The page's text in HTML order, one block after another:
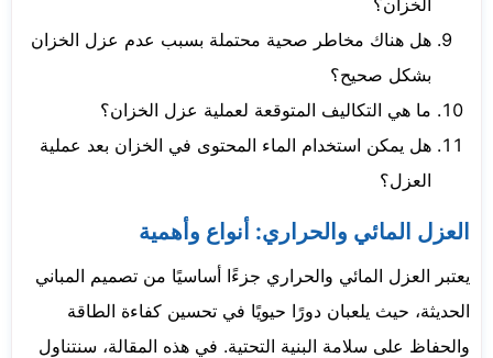
هل هناك مخاطر صحية محتملة بسبب عدم عزل الخزان
بشكل صحيح؟
ما هي التكاليف المتوقعة لعملية عزل الخزان؟
هل يمكن استخدام الماء المحتوى في الخزان بعد عملية
العزل؟
العزل المائي والحراري: أنواع وأهمية
يعتبر العزل المائي والحراري جزءًا أساسيًا من تصميم المباني
الحديثة، حيث يلعبان دورًا حيويًا في تحسين كفاءة الطاقة
والحفاظ على سلامة البنية التحتية. في هذه المقالة، سنتناول